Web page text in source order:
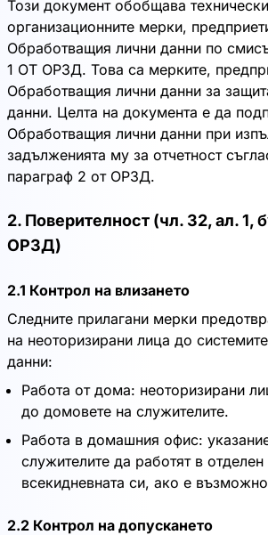
Този документ обобщава
организационните мерки,
Обработващия лични данни по
1 ОТ ОРЗД. Това са мерките,
Обработващия лични данни за
данни. Целта на документа е да
Обработващия лични данни при
задълженията му за отчетност
параграф 2 от ОРЗД.
2. Поверителност (чл. 32, ал. 1,
ОРЗД)
2.1 Контрол на влизането
Следните прилагани мерки
на неоторизирани лица до
данни:
Работа от дома: неоторизирани
до домовете на служителите.
Работа в домашния офис:
служителите да работят в
всекидневната си, ако е
2.2 Контрол на допускането